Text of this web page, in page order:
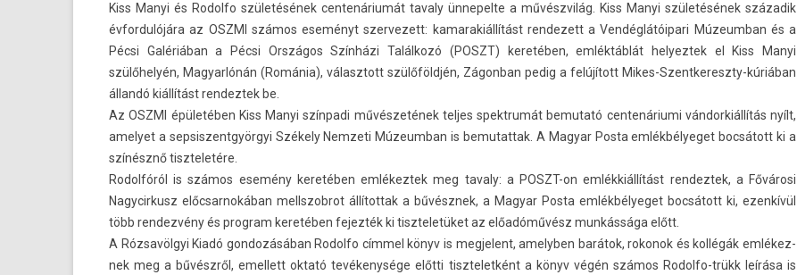
Kiss Manyi és Rodol­fo születésének cen­tenáriumát tava­ly ünnepel­te a művészvilág. Kiss Manyi születésének századik
évfor­dulójára az OSZMI számos eseményt szer­vezett: kamarakiál­lítást re­ndezett a Vendéglátóipari Múzeum­ban és a
Pécsi Galériában a Pécsi Országos Színházi Találkozó (POSZT) keretében, emléktáblát helyez­tek el Kiss Manyi
szülőhelyén, Magyar­lónán (Románia), választott szülőföldjén, Zágon­ban pedig a felújított Mikes-Szentkereszty-kúriában
állandó kiállítást re­ndez­tek be.
Az OSZMI épületében Kiss Manyi színpadi művészetének tel­jes spektrumát be­mutató cen­tenáriumi ván­dorkiál­lítás nyílt,
amelyet a sep­siszentgyör­gyi Székely Nem­zeti Múzeum­ban is be­mutat­tak. A Magyar Posta em­lék­bélyeget bocsátott ki a
színésznő tiszteletére.
Rodol­fóról is számos esemény keretében em­lékez­tek meg tava­ly: a POSZT-on emlékkiállítást re­ndez­tek, a Fővárosi
Nagycir­kusz előc­sarnokában mellszob­rot állítot­tak a bűvésznek, a Magyar Posta em­lék­bélyeget bocsátott ki, ezenkívül
több re­ndez­vény és pro­gram keretében fejez­ték ki tiszteletüket az előadóművész munkássága előtt.
A Rózsavölgyi Kiadó gon­dozásában Rodol­fo címmel könyv is meg­jelent, amelyb­en barátok, rokonok és kollégák em­lékez­
nek meg a bűvészről, em­el­lett oktató tevékenysége előtti tisztelet­ként a könyv végén számos Rodolfo-trükk leírása is